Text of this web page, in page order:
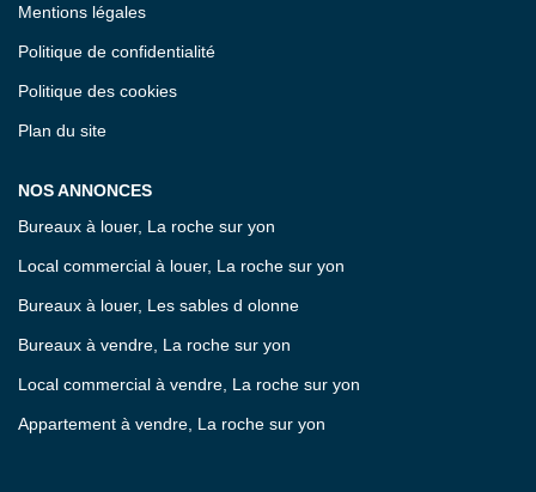
Mentions légales
Politique de confidentialité
Politique des cookies
Plan du site
NOS ANNONCES
Bureaux à louer, La roche sur yon
Local commercial à louer, La roche sur yon
Bureaux à louer, Les sables d olonne
Bureaux à vendre, La roche sur yon
Local commercial à vendre, La roche sur yon
Appartement à vendre, La roche sur yon